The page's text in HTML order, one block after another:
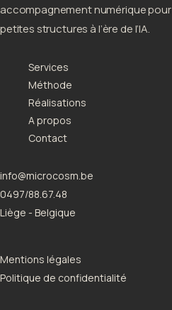
accompagnement numérique pour
petites structures à l’ère de l’IA.
Services
Méthode
Réalisations
A propos
Contact
info@microcosm.be
0497/88.67.48
Liège - Belgique
Mentions légales
Politique de confidentialité